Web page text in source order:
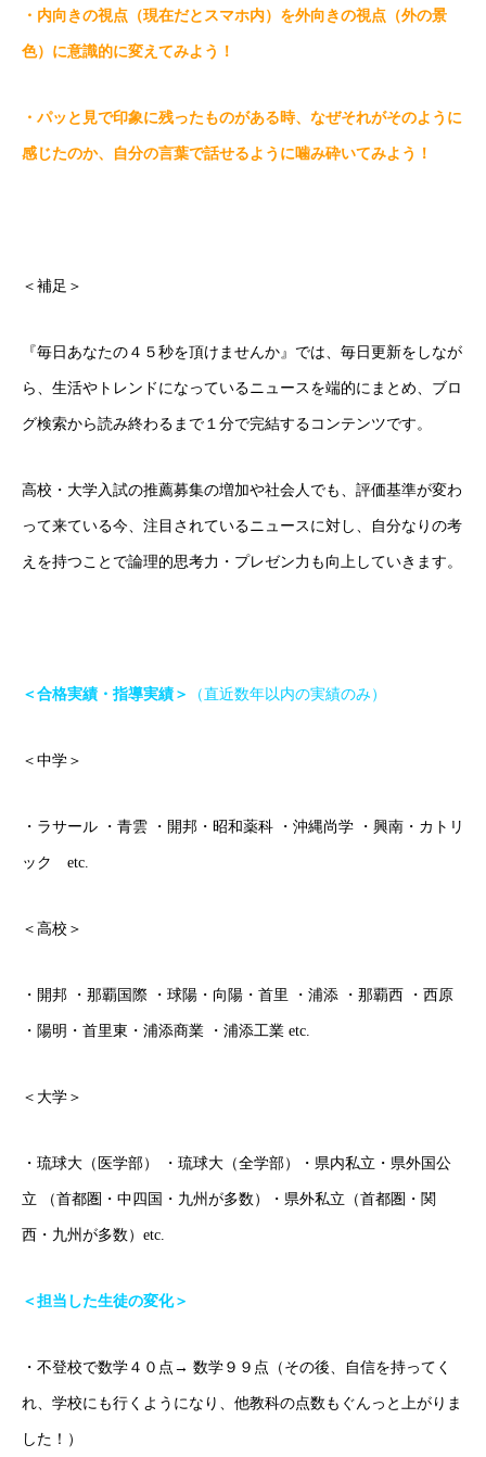
・内向きの視点（現在だとスマホ内）を外向きの視点（外の景
色）に意識的に変えてみよう！
・パッと見で印象に残ったものがある時、なぜそれがそのように
感じたのか、自分の言葉で話せるように噛み砕いてみよう！
＜補足＞
『毎日あなたの４５秒を頂けませんか』では、毎日更新をしなが
ら、生活やトレンドになっているニュースを端的にまとめ、ブロ
グ検索から読み終わるまで１分で完結するコンテンツです。
高校・大学入試の推薦募集の増加や社会人でも、評価基準が変わ
って来ている今、注目されているニュースに対し、自分なりの考
えを持つことで論理的思考力・プレゼン力も向上していきます。
＜合格実績・指導実績＞ （直近数年以内の実績のみ）
＜中学＞
・ラサール ・青雲 ・開邦・昭和薬科 ・沖縄尚学 ・興南・カトリ
ック etc.
＜高校＞
・開邦 ・那覇国際 ・球陽・向陽・首里 ・浦添 ・那覇西 ・西原
・陽明・首里東・浦添商業 ・浦添工業 etc.
＜大学＞
・琉球大（医学部） ・琉球大（全学部）・県内私立・県外国公
立 （首都圏・中四国・九州が多数）・県外私立（首都圏・関
西・九州が多数）etc.
＜担当した生徒の変化＞
・不登校で数学４０点→ 数学９９点（その後、自信を持ってく
れ、学校にも行くようになり、他教科の点数もぐんっと上がりま
した！）